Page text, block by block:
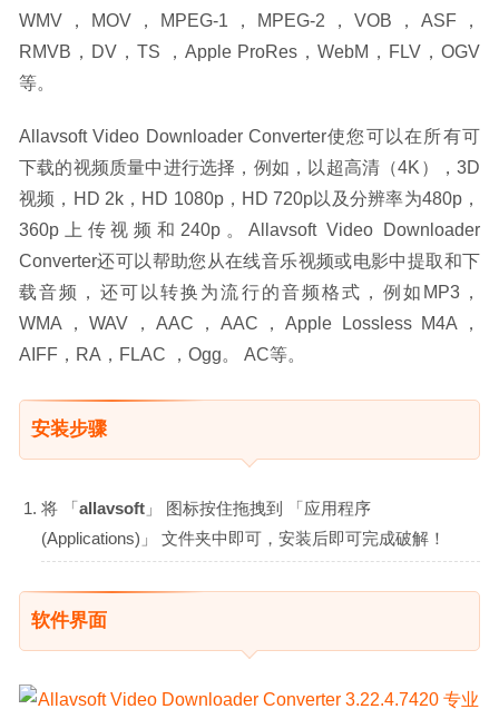
WMV，MOV，MPEG-1，MPEG-2，VOB，ASF，
RMVB，DV，TS ，Apple ProRes，WebM，FLV，OGV
等。
Allavsoft Video Downloader Converter使您可以在所有可
下载的视频质量中进行选择，例如，以超高清（4K），3D
视频，HD 2k，HD 1080p，HD 720p以及分辨率为480p，
360p上传视频和240p。Allavsoft Video Downloader
Converter还可以帮助您从在线音乐视频或电影中提取和下
载音频，还可以转换为流行的音频格式，例如MP3，
WMA，WAV，AAC，AAC，Apple Lossless M4A，
AIFF，RA，FLAC ，Ogg。 AC等。
安装步骤
将 「allavsoft 」 图标按住拖拽到 「应用程序
(Applications)」 文件夹中即可，安装后即可完成破解！
软件界面